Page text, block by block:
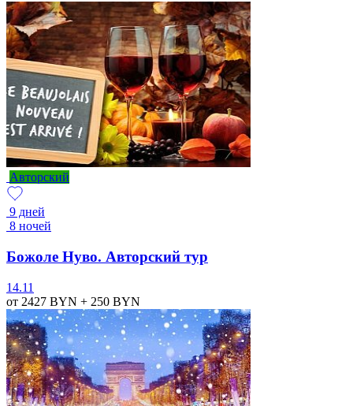
Авторский
9 дней
8 ночей
Божоле Нуво. Авторский тур
14.11
от 2427 BYN + 250 BYN